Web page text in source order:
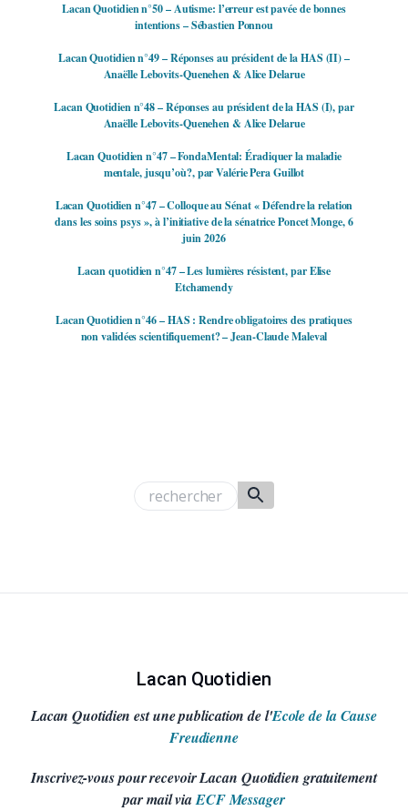
Lacan Quotidien n°50 – Autisme: l’erreur est pavée de bonnes
intentions – Sébastien Ponnou
Lacan Quotidien n°49 – Réponses au président de la HAS (II) –
Anaëlle Lebovits-Quenehen & Alice Delarue
Lacan Quotidien n°48 – Réponses au président de la HAS (I), par
Anaëlle Lebovits-Quenehen & Alice Delarue
Lacan Quotidien n°47 – FondaMental: Éradiquer la maladie
mentale, jusqu’où?, par Valérie Pera Guillot
Lacan Quotidien n°47 – Colloque au Sénat « Défendre la relation
dans les soins psys », à l’initiative de la sénatrice Poncet Monge, 6
juin 2026
Lacan quotidien n°47 – Les lumières résistent, par Elise
Etchamendy
Lacan Quotidien n°46 – HAS : Rendre obligatoires des pratiques
non validées scientifiquement? – Jean-Claude Maleval
Lacan Quotidien
Lacan Quotidien est une publication de l'Ecole de la Cause
Freudienne
Inscrivez-vous pour recevoir Lacan Quotidien gratuitement
par mail viaECF Messager